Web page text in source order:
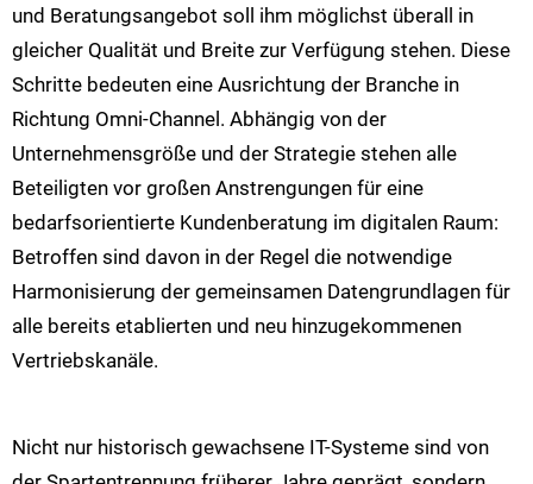
und Beratungsangebot soll ihm möglichst überall in
gleicher Qualität und Breite zur Verfügung stehen. Diese
Schritte bedeuten eine Ausrichtung der Branche in
Richtung Omni-Channel. Abhängig von der
Unternehmensgröße und der Strategie stehen alle
Beteiligten vor großen Anstrengungen für eine
bedarfsorientierte Kundenberatung im digitalen Raum:
Betroffen sind davon in der Regel die notwendige
Harmonisierung der gemeinsamen Datengrundlagen für
alle bereits etablierten und neu hinzugekommenen
Vertriebskanäle.
Nicht nur historisch gewachsene IT-Systeme sind von